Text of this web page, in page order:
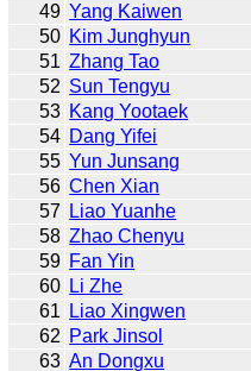
49 Yang Kaiwen
50 Kim Junghyun
51 Zhang Tao
52 Sun Tengyu
53 Kang Yootaek
54 Dang Yifei
55 Yun Junsang
56 Chen Xian
57
Liao Yuanhe
58 Zhao Chenyu
59 Fan Yin
60 Li Zhe
61
Liao Xingwen
62 Park Jinsol
63 An Dongxu